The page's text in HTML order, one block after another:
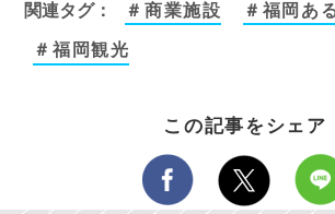
関連タグ： ＃商業施設 ＃福岡あ
＃福岡観光
この記事をシェア